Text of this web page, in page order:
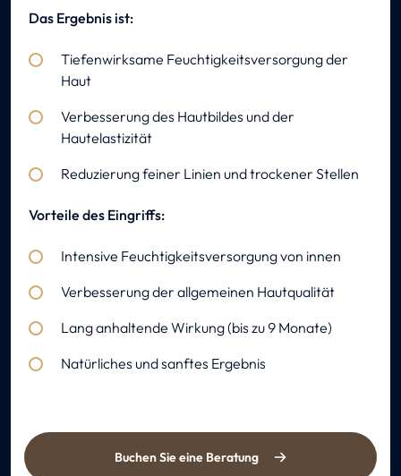
Das Ergebnis ist:
Tiefenwirksame Feuchtigkeitsversorgung der
Haut
Verbesserung des Hautbildes und der
Hautelastizität
Reduzierung feiner Linien und trockener Stellen
Vorteile des Eingriffs:
Intensive Feuchtigkeitsversorgung von innen
Verbesserung der allgemeinen Hautqualität
Lang anhaltende Wirkung (bis zu 9 Monate)
Natürliches und sanftes Ergebnis
Buchen Sie eine Beratung